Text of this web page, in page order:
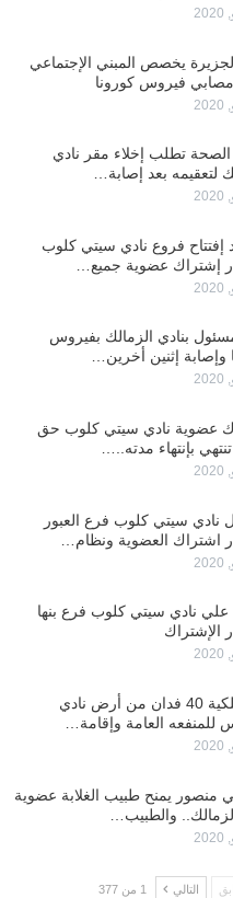
يخصص المبني الإجتماعي
فيروس كورونا
الصحة تطلب إخلاء مقر نادي
لتعقيمه بعد إصابة…
إفتتاح فروع نادي سيتي كلوب
إشتراك عضوية جميع…
بنادي الزمالك بفيروس
وإصابة إثنين أخرين…
عضوية نادي سيتي كلوب حق
تنتهي بإنتهاء مدته..…
نادي سيتي كلوب فرع العبور
اشتراك العضوية ونظام…
نادي سيتي كلوب فرع بنها
الإشتراك
نزع ملكية 40 فدان من أرض نادي
للمنفعه العامة وإقامة…
منصور يمنح طبيب الغلابة عضوية
والطبيب…
التالي 1 من 377